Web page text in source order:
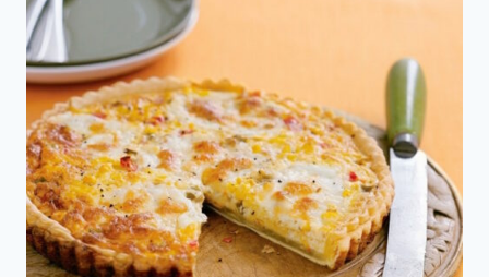
de
Elote
(Tarta
de
Maiz)